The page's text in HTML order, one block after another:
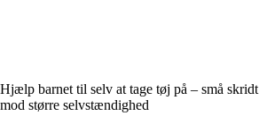
Hjælp barnet til selv at tage tøj på – små skridt
mod større selvstændighed